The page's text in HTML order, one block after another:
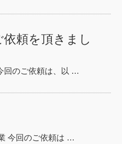
頼を頂きまし
回のご依頼は、以 …
今回のご依頼は …